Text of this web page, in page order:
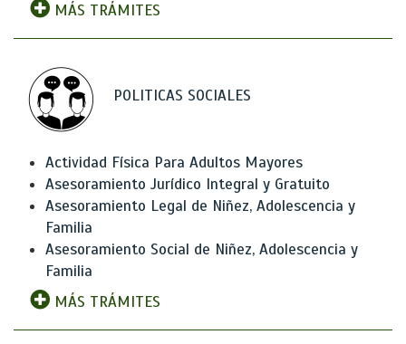
MÁS TRÁMITES
POLITICAS SOCIALES
Actividad Física Para Adultos Mayores
Asesoramiento Jurídico Integral y Gratuito
Asesoramiento Legal de Niñez, Adolescencia y
Familia
Asesoramiento Social de Niñez, Adolescencia y
Familia
MÁS TRÁMITES